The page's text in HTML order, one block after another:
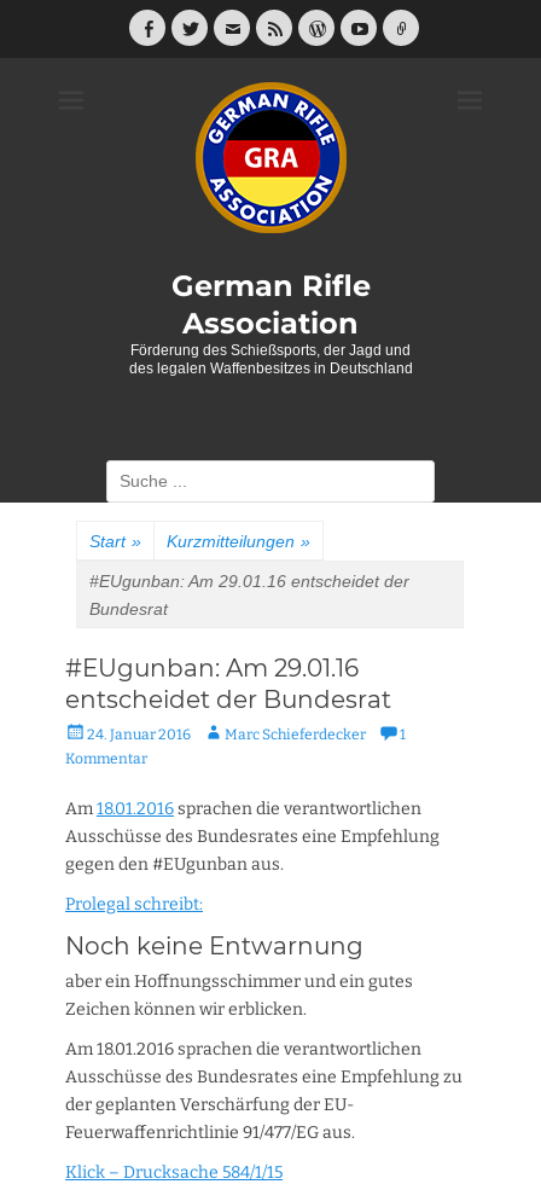
Facebook
Twitter
E-
Feed WordPress
YouTube
Link
German Rifle
Association
Förderung des Schießsports, der Jagd und
des legalen Waffenbesitzes in Deutschland
Suche
nach:
Start » Kurzmitteilungen »
#EUgunban: Am 29.01.16 entscheidet der
Bundesrat
#EUgunban: Am 29.01.16
entscheidet der Bundesrat
Veröffentlicht
am
24. Januar 2016 AutorMarc Schieferdecker
1
Kommentar
Am18.01.2016sprachen die verantwortlichen
Ausschüsse des Bundesrates eine Empfehlung
gegen den #EUgunban aus.
Prolegal schreibt:
Noch keine Entwarnung
aber ein Hoffnungsschimmer und ein gutes
Zeichen können wir erblicken.
Am 18.01.2016 sprachen die verantwortlichen
Ausschüsse des Bundesrates eine Empfehlung zu
der geplanten Verschärfung der EU-
Feuerwaffenrichtlinie 91/477/EG aus.
Klick – Drucksache 584/1/15